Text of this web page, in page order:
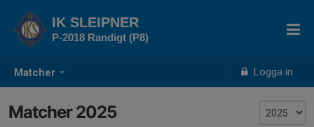
Matcher Logga in
IK SLEIPNER
P-2018 Randigt (P8)
Matcher 2025